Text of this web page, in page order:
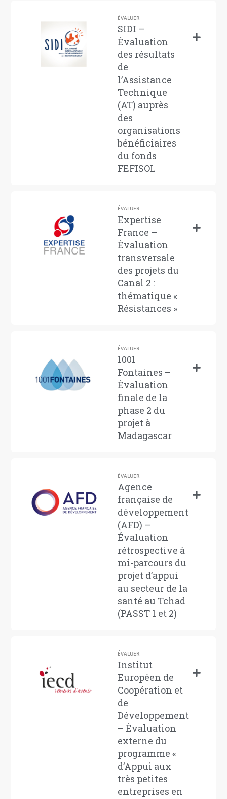
ÉVALUER
SIDI –
Évaluation
des résultats
de
l’Assistance
Technique
(AT) auprès
des
organisations
bénéficiaires
du fonds
FEFISOL
ÉVALUER
Expertise
France –
Évaluation
transversale
des projets du
Canal 2 :
thématique «
Résistances »
ÉVALUER
1001
Fontaines –
Évaluation
finale de la
phase 2 du
projet à
Madagascar
ÉVALUER
Agence
française de
développement
(AFD) –
Évaluation
rétrospective à
mi-parcours du
projet d’appui
au secteur de la
santé au Tchad
(PASST 1 et 2)
ÉVALUER
Institut
Européen de
Coopération et
de
Développement
– Évaluation
externe du
programme «
d’Appui aux
très petites
entreprises en